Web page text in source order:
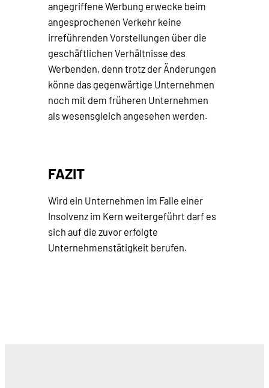
angegriffene Werbung erwecke beim
angesprochenen Verkehr keine
irreführenden Vorstellungen über die
geschäftlichen Verhältnisse des
Werbenden, denn trotz der Änderungen
könne das gegenwärtige Unternehmen
noch mit dem früheren Unternehmen
als wesensgleich angesehen werden.
FAZIT
Wird ein Unternehmen im Falle einer
Insolvenz im Kern weitergeführt darf es
sich auf die zuvor erfolgte
Unternehmenstätigkeit berufen.